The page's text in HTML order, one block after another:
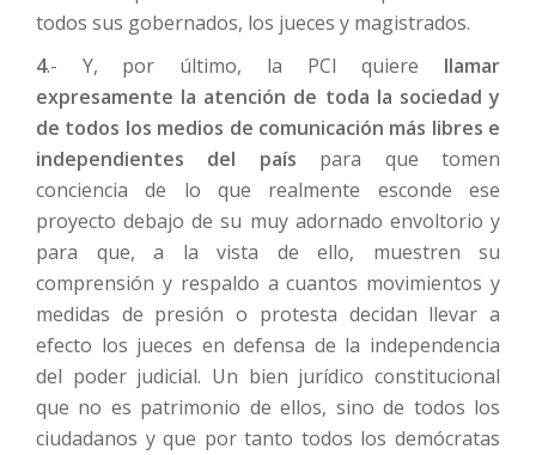
todos sus gobernados, los jueces y magistrados.
4.- Y, por último, la PCI quiere llamar
expresamente la atención de toda la sociedad y
de todos los medios de comunicación más libres e
independientes del país para que tomen
conciencia de lo que realmente esconde ese
proyecto debajo de su muy adornado envoltorio y
para que, a la vista de ello, muestren su
comprensión y respaldo a cuantos movimientos y
medidas de presión o protesta decidan llevar a
efecto los jueces en defensa de la independencia
del poder judicial. Un bien jurídico constitucional
que no es patrimonio de ellos, sino de todos los
ciudadanos y que por tanto todos los demócratas